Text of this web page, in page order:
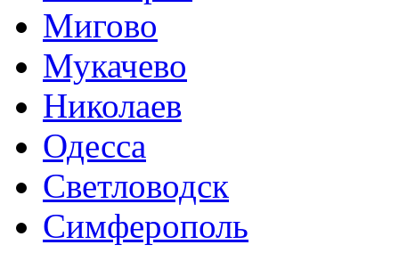
Мигово
Мукачево
Николаев
Одесса
Светловодск
Симферополь